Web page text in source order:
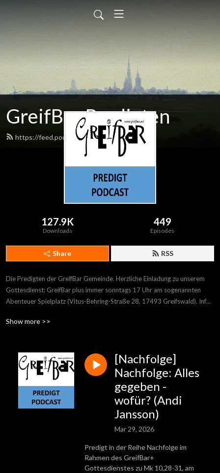
GreifBar Predigten
https://feed.podbean.com/greifbar/feed.xml
127.9K
Downloads
449
Episodes
Share RSS
Die Predigten der GreifBar Gemeinde. Herzliche Einladung zu unserem
Gottesdienst: GreifBar plus immer sonntags 17 Uhr am sogenannten
Abenteuer Spielplatz (Vitus-Behring-Straße 28, 17493 Greifswald). Infos
Show more >>
[Nachfolge]
Nachfolge: Alles
gegeben -
wofür? (Andi
Jansson)
Mar 29, 2026
Predigt in der Reihe Nachfolge im
Rahmen des GreifBar+
Gottesdienstes zu Mk 10,28-31, am